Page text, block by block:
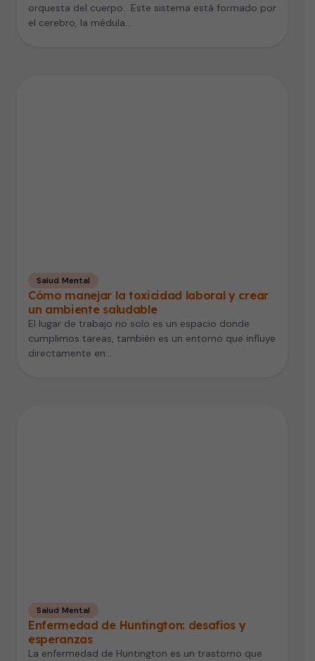
orquesta del cuerpo. Este sistema está formado por
el cerebro, la médula…
Salud Mental
Cómo manejar la toxicidad laboral y crear
un ambiente saludable
El lugar de trabajo no solo es un espacio donde
cumplimos tareas, también es un entorno que influye
directamente en…
Salud Mental
Enfermedad de Huntington: desafíos y
esperanzas
La enfermedad de Huntington es un trastorno que